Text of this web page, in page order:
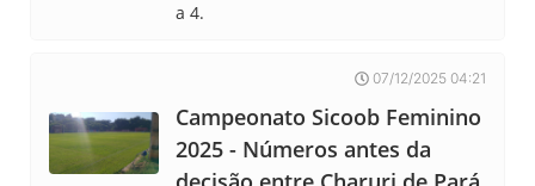
a 4.
07/12/2025 04:21
Campeonato Sicoob Feminino
2025 - Números antes da